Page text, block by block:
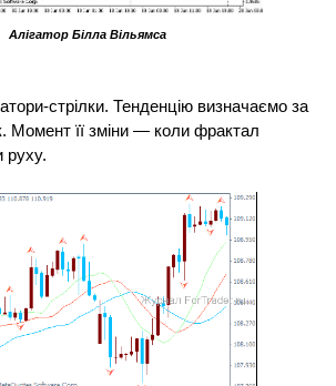
Алігатор Білла Вільямса
стрілки. Тенденцію визначаємо за
Момент її зміни — коли фрактал
руху.